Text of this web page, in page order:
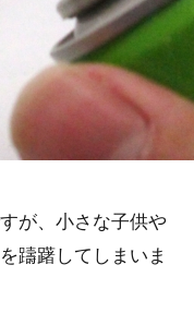
が、小さな子供や
躊躇してしまいま